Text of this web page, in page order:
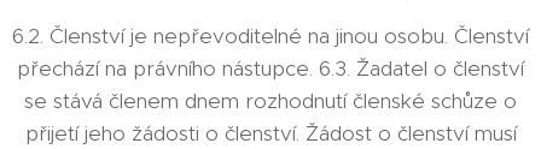
6.2. Členství je nepřevoditelné na jinou osobu. Členství
přechází na právního nástupce. 6.3. Žadatel o členství
se stává členem dnem rozhodnutí členské schůze o
přijetí jeho žádosti o členství. Žádost o členství musí